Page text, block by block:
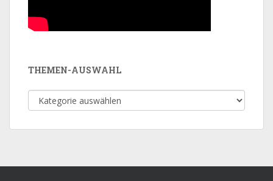
THEMEN-AUSWAHL
Themen-
Auswahl